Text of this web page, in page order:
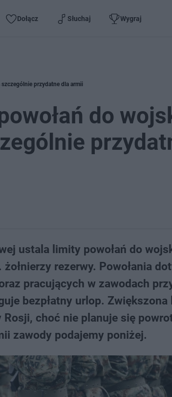
Dołącz Słuchaj Wygraj
szczególnie przydatne dla armii
do
ustala limity powołań do
rezerwy. Powołania
pracujących w zawodach
bezpłatny urlop.
choć nie planuje się
zawody podajemy poniżej.